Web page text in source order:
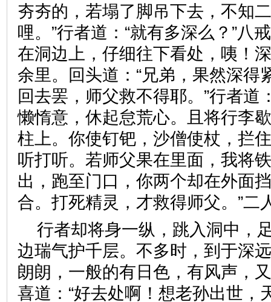
夯夯的，若塌了脚吊下去，不知
哩。”行者道：“就有多深么？”八
在洞边上，仔细往下看处，咦！
余里。回头道：“兄弟，果然深得
回去罢，师父救不得耶。”行者道
懒惰意，休起怠荒心。且将行李
柱上。你使钉钯，沙僧使杖，拦
听打听。若师父果在里面，我将
出，跑至门口，你两个却在外面
合。打死精灵，才救得师父。
行者却将身一纵，跳入洞中，
边瑞气护千层。不多时，到于深
朗朗，一般的有日色，有风声，
喜道：“好去处啊！想老孙出世，